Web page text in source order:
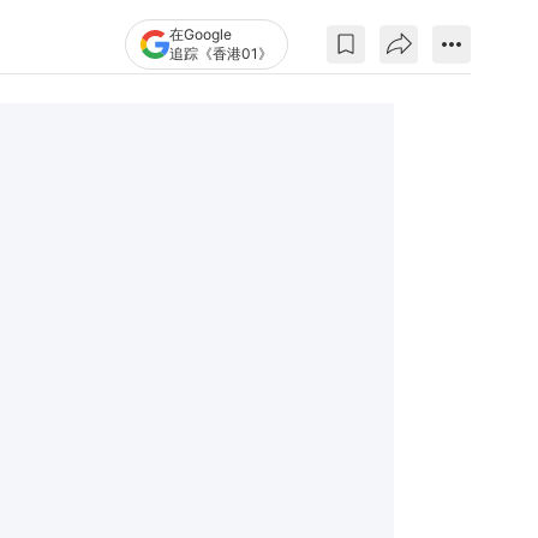
在Google
追踪《香港01》